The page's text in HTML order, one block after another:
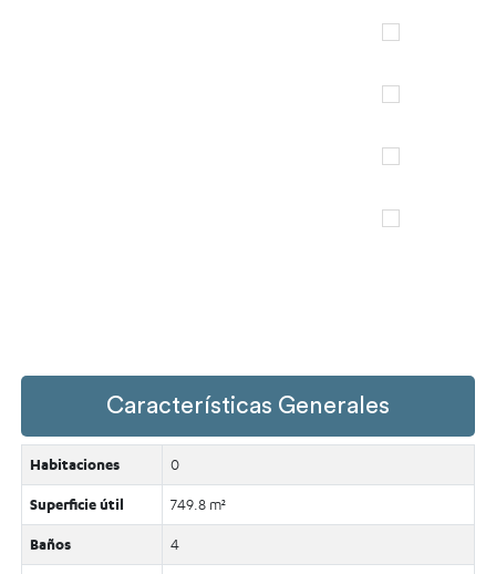
Características Generales
Habitaciones 0
Superficie útil 749.8 m²
Baños 4